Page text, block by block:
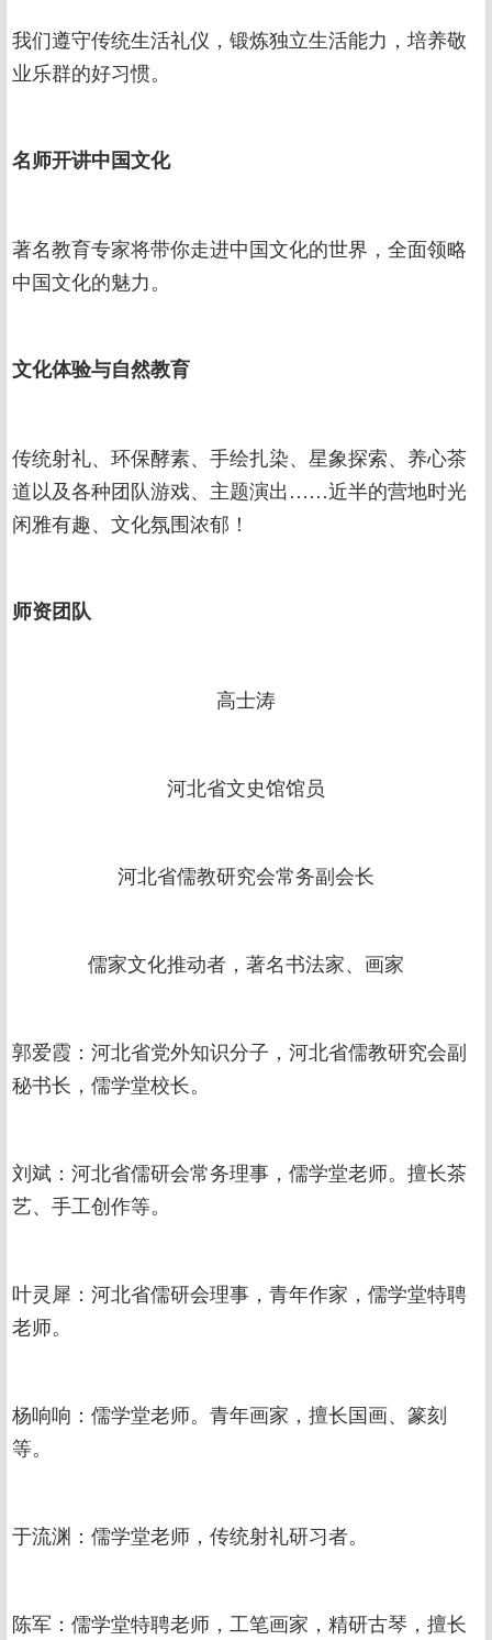
我们遵守传统生活礼仪，锻炼独立生活能力，培养敬
业乐群的好习惯。
名师开讲中国文化
著名教育专家将带你走进中国文化的世界，全面领略
中国文化的魅力。
文化体验与自然教育
传统射礼、环保酵素、手绘扎染、星象探索、养心茶
道以及各种团队游戏、主题演出……近半的营地时光
闲雅有趣、文化氛围浓郁！
师资团队
高士涛
河北省文史馆馆员
河北省儒教研究会常务副会长
儒家文化推动者，著名书法家、画家
郭爱霞：河北省党外知识分子，河北省儒教研究会副
秘书长，儒学堂校长。
刘斌：河北省儒研会常务理事，儒学堂老师。擅长茶
艺、手工创作等。
叶灵犀：河北省儒研会理事，青年作家，儒学堂特聘
老师。
杨响响：儒学堂老师。青年画家，擅长国画、篆刻
等。
于流渊：儒学堂老师，传统射礼研习者。
陈军：儒学堂特聘老师，工笔画家，精研古琴，擅长